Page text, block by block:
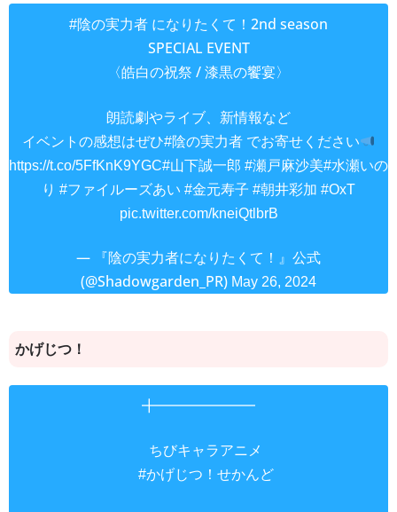
#陰の実力者 になりたくて！2nd season
SPECIAL EVENT
〈皓白の祝祭 / 漆黒の饗宴〉
朗読劇やライブ、新情報など
イベントの感想はぜひ#陰の実力者でお寄せください
https://t.co/5FfKnK9YGC#山下誠一郎 #瀬戸麻沙美#水瀬いの
り #ファイルーズあい #金元寿子 #朝井彩加 #OxT
pic.twitter.com/kneiQtlbrB
— 『陰の実力者になりたくて！』公式
(@Shadowgarden_PR) May 26, 2024
かげじつ！
╋━━━━━━━
ちびキャラアニメ
#かげじつ ！せかんど